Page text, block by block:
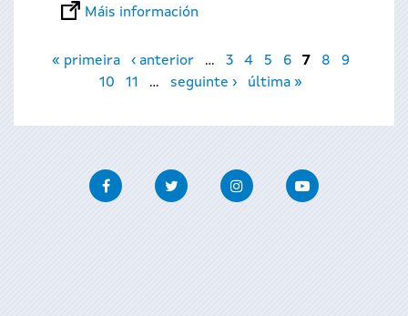
Máis información
Páxinas
« primeira ‹ anterior … 3 4 5 6 7 8
9
10
11 … seguinte › última »
FacebookTwitter InstagramYoutube